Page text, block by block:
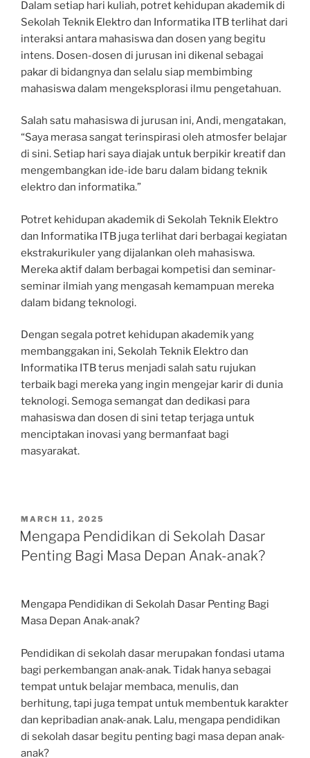
Dalam setiap hari kuliah, potret kehidupan akademik di
Sekolah Teknik Elektro dan Informatika ITB terlihat dari
interaksi antara mahasiswa dan dosen yang begitu
intens. Dosen-dosen di jurusan ini dikenal sebagai
pakar di bidangnya dan selalu siap membimbing
mahasiswa dalam mengeksplorasi ilmu pengetahuan.
Salah satu mahasiswa di jurusan ini, Andi, mengatakan,
“Saya merasa sangat terinspirasi oleh atmosfer belajar
di sini. Setiap hari saya diajak untuk berpikir kreatif dan
mengembangkan ide-ide baru dalam bidang teknik
elektro dan informatika.”
Potret kehidupan akademik di Sekolah Teknik Elektro
dan Informatika ITB juga terlihat dari berbagai kegiatan
ekstrakurikuler yang dijalankan oleh mahasiswa.
Mereka aktif dalam berbagai kompetisi dan seminar-
seminar ilmiah yang mengasah kemampuan mereka
dalam bidang teknologi.
Dengan segala potret kehidupan akademik yang
membanggakan ini, Sekolah Teknik Elektro dan
Informatika ITB terus menjadi salah satu rujukan
terbaik bagi mereka yang ingin mengejar karir di dunia
teknologi. Semoga semangat dan dedikasi para
mahasiswa dan dosen di sini tetap terjaga untuk
menciptakan inovasi yang bermanfaat bagi
masyarakat.
POSTED
ON
MARCH 11, 2025
Mengapa Pendidikan di Sekolah Dasar
Penting Bagi Masa Depan Anak-anak?
Mengapa Pendidikan di Sekolah Dasar Penting Bagi
Masa Depan Anak-anak?
Pendidikan di sekolah dasar merupakan fondasi utama
bagi perkembangan anak-anak. Tidak hanya sebagai
tempat untuk belajar membaca, menulis, dan
berhitung, tapi juga tempat untuk membentuk karakter
dan kepribadian anak-anak. Lalu, mengapa pendidikan
di sekolah dasar begitu penting bagi masa depan anak-
anak?